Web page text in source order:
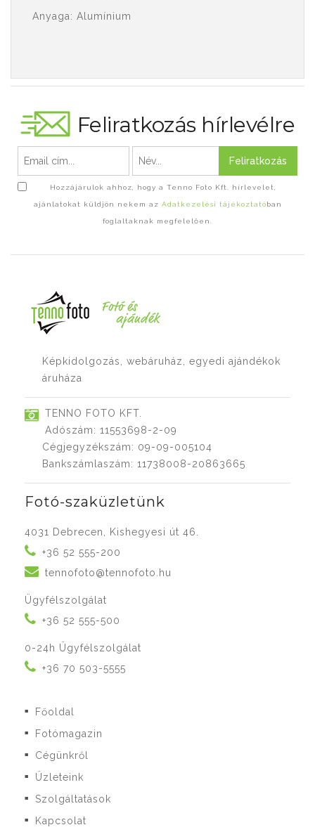
Anyaga: Alumínium
Feliratkozás hírlevélre
Feliratkozás
Hozzájárulok ahhoz, hogy a Tenno Foto Kft. hírlevelet,
ajánlatokat küldjön nekem az Adatkezelési tájékoztatóban
foglaltaknak megfelelően.
Képkidolgozás, webáruház, egyedi ajándékok
áruháza
TENNO FOTO KFT.
Adószám: 11553698-2-09
Cégjegyzékszám: 09-09-005104
Bankszámlaszám: 11738008-20863665
Fotó-szaküzletünk
4031 Debrecen, Kishegyesi út 46.
+36 52 555-200
tennofoto@tennofoto.hu
Ügyfélszolgálat
+36 52 555-500
0-24h Ügyfélszolgálat
+36 70 503-5555
■ Főoldal
■ Fotómagazin
■ Cégünkről
■ Üzleteink
■ Szolgáltatások
■ Kapcsolat